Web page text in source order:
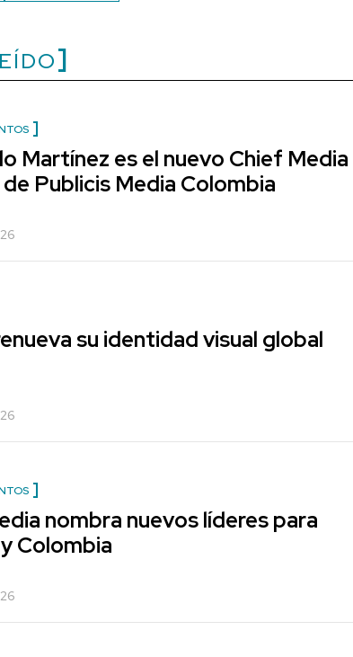
Martínez es el nuevo Chief Media
Publicis Media Colombia
su identidad visual global
nombra nuevos líderes para
Colombia